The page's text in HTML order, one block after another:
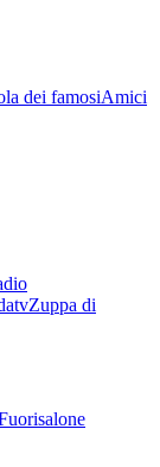
dei famosiAmici
Zuppa di